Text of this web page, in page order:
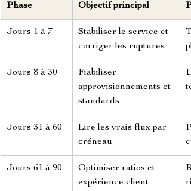
Phase Objectif principal
Jours 1 à 7
Stabiliser le service et
corriger les ruptures
Jours 8 à 30
Fiabiliser
approvisionnements et
standards
Jours 31 à 60
Lire les vrais flux par
créneau
Jours 61 à 90
Optimiser ratios et
expérience client